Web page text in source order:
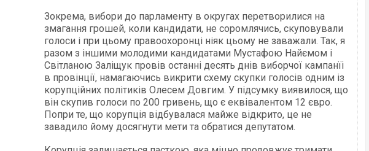
Зокрема, вибори до парламенту в округах перетворилися на
змагання грошей, коли кандидати, не соромлячись, скуповували
голоси і при цьому правоохоронці ніяк цьому не заважали. Так, я
разом з іншими молодими кандидатами Мустафою Найємом і
Світланою Заліщук провів останні десять днів виборчої кампанїі
в провінції, намагаючись викрити схему скупки голосів одним із
корупційних політиків Олесем Довгим. У підсумку виявилося, що
він скупив голоси по 200 гривень, що є еквівалентом 12 євро.
Попри те, що корупція відбувалася майже відкрито, це не
завадило йому досягнути мети та обратися депутатом.